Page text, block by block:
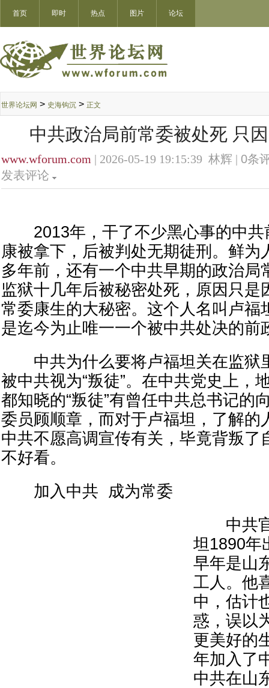
首页 即时 热点 图片 论坛
世界论坛网 > 史海钩沉 > 正文
中共政治局前常委被处死 只
www.wforum.com | 2026-05-19 19:15:39 林辉 | 0条
发表评论
2013年，干了不少黑心事的中共
康被拿下，后被判处无期徒刑。鲜为
多年前，还有一个中共早期的政治局
监狱十几年后被秘密处死，原因只是
常委康生的大秘密。这个人名叫卢福
是迄今为止唯一一个被中共处决的前
中共为什么要将卢福坦关在监狱
被中共视为“叛徒”。在中共党史上，
都知晓的“叛徒”有曾任中共总书记的
委员顾顺章，而对于卢福坦，了解的
中共不愿高调宣传有关，毕竟背叛了
不好看。
加入中共 成为常委
中共官
坦1890年
早年是山
工人。他
中，估计
惑，误以
更美好的
年加入了
中共在山